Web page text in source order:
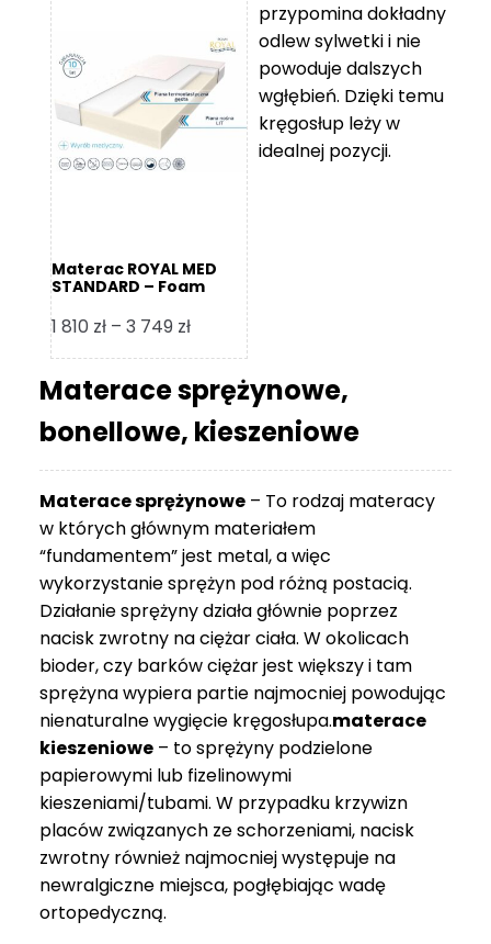
119 zł
do
11
670 zł
Materac ROYAL MED
STANDARD – Foam
1 810 zł – 3 749 złZakres
cen:
od
1
810 zł
749 zł
przypomina dokładny
odlew sylwetki i nie
powoduje dalszych
wgłębień. Dzięki temu
kręgosłup leży w
idealnej pozycji.
Materace sprężynowe,
bonellowe, kieszeniowe
Materace sprężynowe – To rodzaj materacy
w których głównym materiałem
“fundamentem” jest metal, a więc
wykorzystanie sprężyn pod różną postacią.
Działanie sprężyny działa głównie poprzez
nacisk zwrotny na ciężar ciała. W okolicach
bioder, czy barków ciężar jest większy i tam
sprężyna wypiera partie najmocniej powodując
nienaturalne wygięcie kręgosłupa.materace
kieszeniowe – to sprężyny podzielone
papierowymi lub fizelinowymi
kieszeniami/tubami. W przypadku krzywizn
placów związanych ze schorzeniami, nacisk
zwrotny również najmocniej występuje na
newralgiczne miejsca, pogłębiając wadę
ortopedyczną.